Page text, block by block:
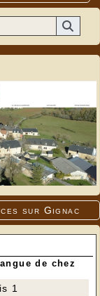
sur Gignac
de chez
1